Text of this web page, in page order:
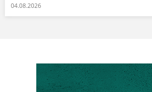
04.08.2026